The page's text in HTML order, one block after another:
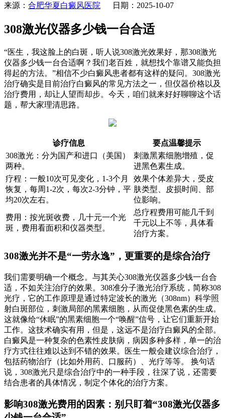
来源： 合肥华夏白癜风医院 日期：2025-10-07
308激光仪器多少钱一台合适
“医生，我这脸上的白斑，听人说308激光效果好，那308激光
仪器多少钱一台合适啊？我们老百姓，就想找个靠谱又能负担
得起的方法。”相信不少白癜风患者都有这样的疑问。308激光
治疗确实是目前治疗白癜风的常见方法之一，但仪器价格以及
治疗费用，却让人望而却步。今天，咱们就来好好聊聊这个话
题，帮大家理清思路。
诊疗信息
要点温馨提示
308激光：分为国产和进口（美国）
两种。
刺激黑素细胞增殖，促
进黑色素生成。
疗程：一般10次可见变化，1-3个月
恢复，每周1-2次，每次2-3分钟，平
均20次左右。
效果个体差异大，受皮
肤类型、皮损时间、部
位影响。
费用：按光斑收费，几十元一个光
斑，费用看面积和仪器类型。
总疗程费用可能几千到
千元以上不等，具体看
治疗方案。
308激光并不是“一劳永逸”，更重要的是综合治疗
我们需要明确一个概念。与其关心308激光仪器多少钱一台合
适，不如关注治疗的效果。308准分子激光治疗系统，简称308
光疗，它的工作原理是通过特定波长的激光（308nm）科学照
射白斑部位，刺激局部的黑素细胞，从而促使黑色素的生成。
这就像给“休眠”的黑素细胞一个“唤醒”信号，让它们重新开始
工作。这技术确实有用，但是，这远不是治疗白癜风的全部。
白癜风是一种复杂的色素性皮肤病，病因多种多样，单一的治
疗方式往往难以达到不错的效果。医生一般会建议综合治疗，
包括药物治疗（比如外用药、口服药）、光疗等等。 换句话
说，308激光只是综合治疗中的一种手段，往深了说，还需要
结合患者的具体情况，制定个体化的治疗方案。
影响308激光费用的因素：别只盯着“308激光仪器多